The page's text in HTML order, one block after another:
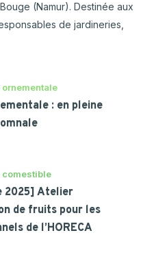
(Namur). Destinée aux
de jardineries,
: en pleine
comestible
2025] Atelier
de fruits pour les
de l’HORECA